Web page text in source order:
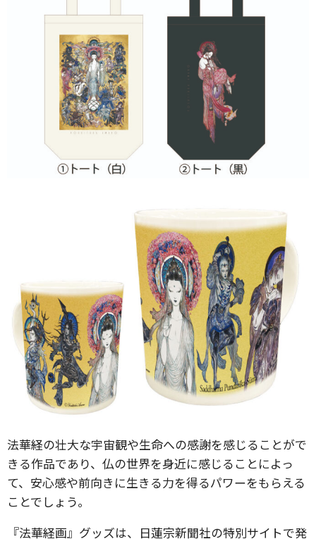
法華経の壮大な宇宙観や生命への感謝を感じることがで
きる作品であり、仏の世界を身近に感じることによっ
て、安心感や前向きに生きる力を得るパワーをもらえる
ことでしょう。
『法華経画』グッズは、日蓮宗新聞社の特別サイトで発